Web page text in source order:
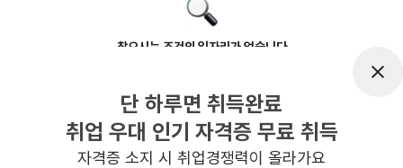
찾으시는 조건의 일자리가 없습니다
반경 3KM 이내의 일자리 확인하기
단 하루면 취득완료
취업 우대 인기 자격증 무료 취득
자격증 소지 시 취업경쟁력이 올라가요